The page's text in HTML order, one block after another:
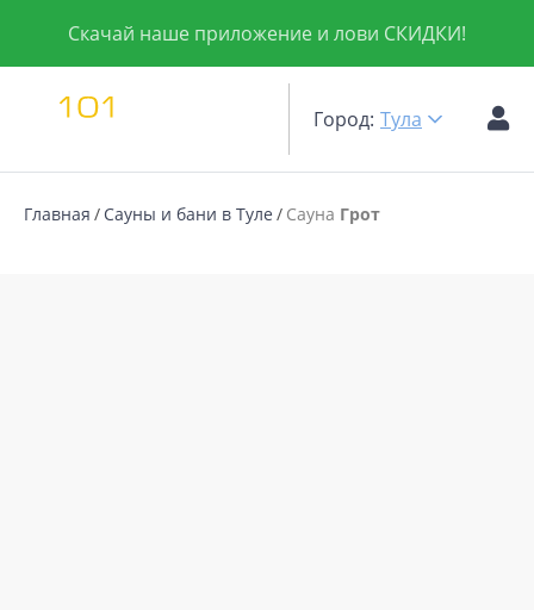
Скачай наше приложение и лови СКИДКИ!
Город: Тула
Главная Сауны и бани в Туле Сауна Грот